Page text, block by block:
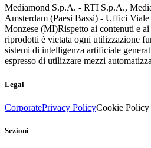
Mediamond S.p.A. - RTI S.p.A.,
Amsterdam (Paesi Bassi) - Uffici
Monzese (MI)Rispetto ai contenuti e
riprodotti è vietata ogni utilizzazione
sistemi di intelligenza artificiale
espresso di utilizzare mezzi
Legal
CorporatePrivacy PolicyCookie Policy
Sezioni